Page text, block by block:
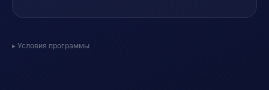
Условия программы